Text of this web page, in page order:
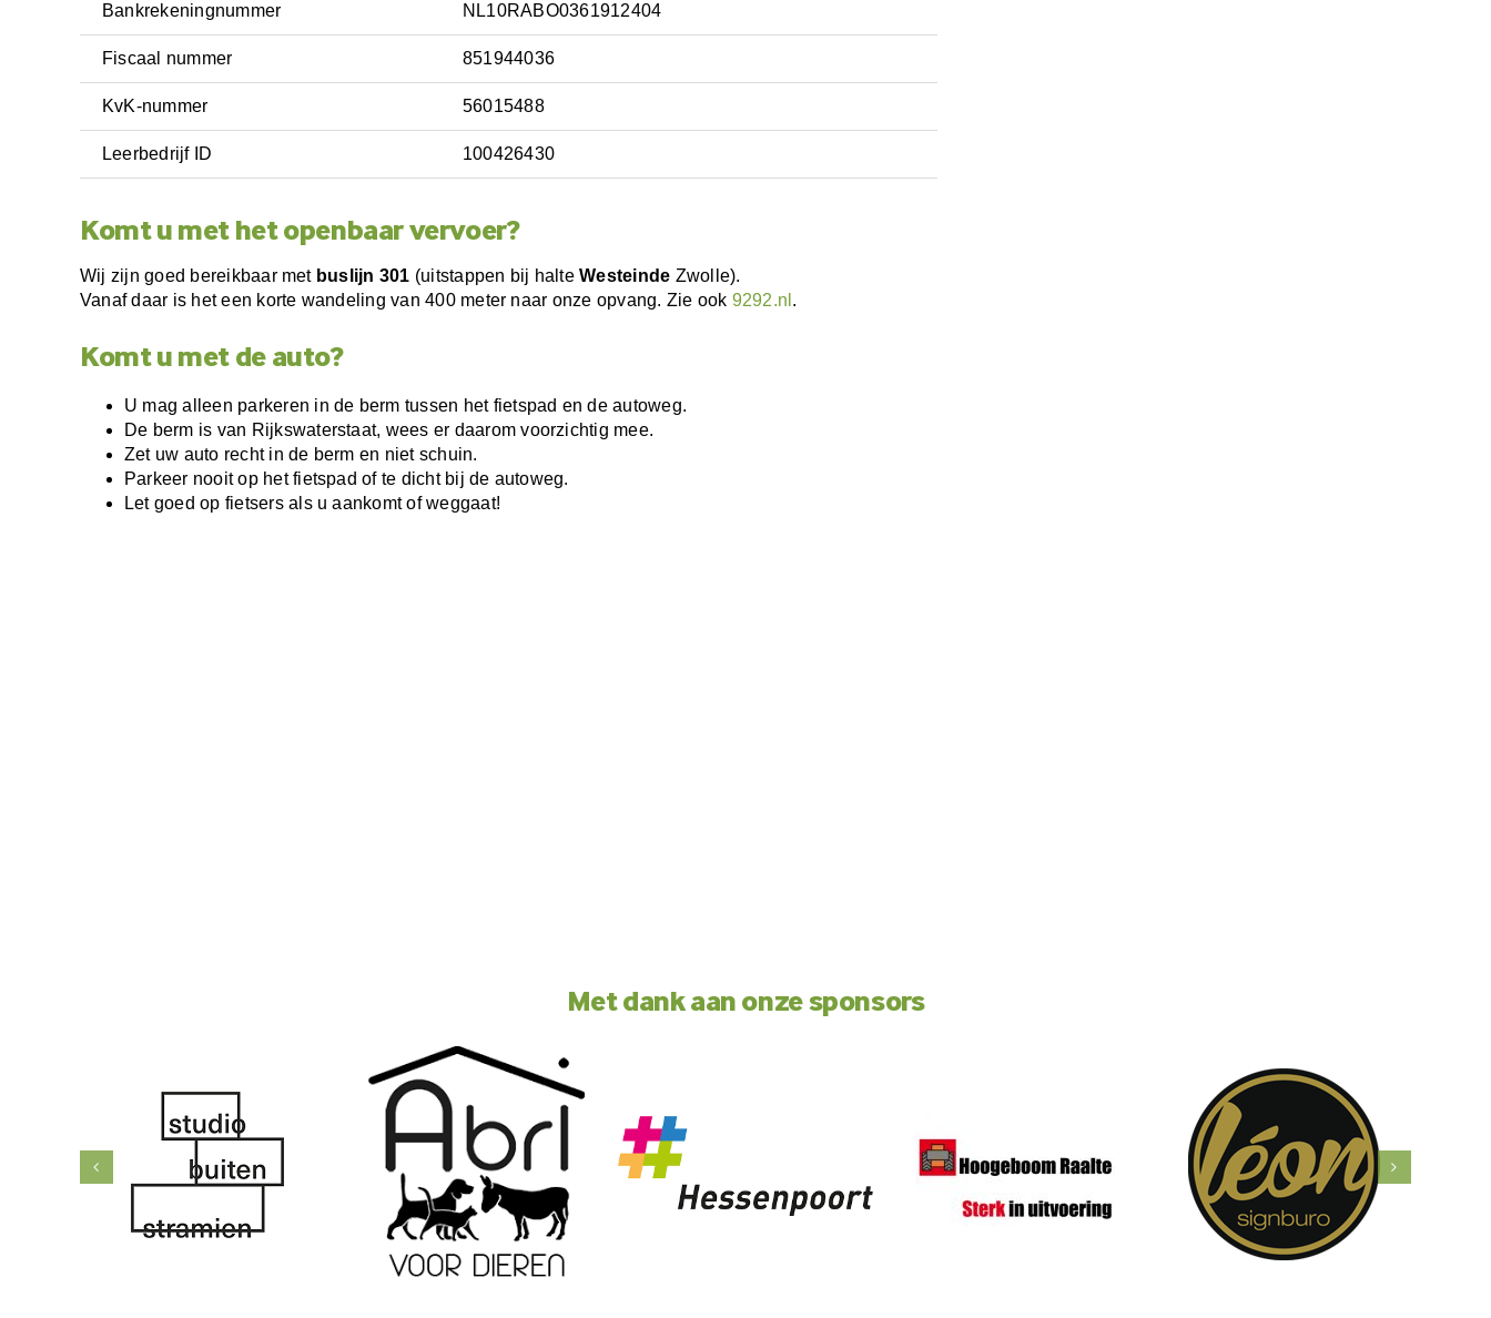
Bankrekeningnummer NL10RABO0361912404
Fiscaal nummer 851944036
KvK-nummer 56015488
Leerbedrijf ID 100426430
Komt u met het openbaar vervoer?
Wij zijn goed bereikbaar met buslijn 301 (uitstappen bij halteWesteinde Zwolle).
Vanaf daar is het een korte wandeling van 400 meter naar onze opvang. Zie ook 9292.nl .
Komt u met de auto?
U mag alleen parkeren in de berm tussen het fietspad en de autoweg.
De berm is van Rijkswaterstaat, wees er daarom voorzichtig mee.
Zet uw auto recht in de berm en niet schuin.
Parkeer nooit op het fietspad of te dicht bij de autoweg.
Let goed op fietsers als u aankomt of weggaat!
Met dank aan onze sponsors